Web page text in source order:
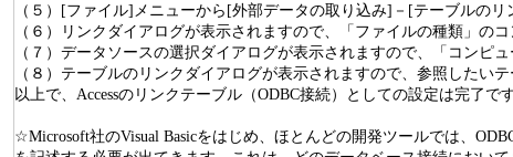
（５）[ファイル]メニューから[外部データの取り込み]－[テーブルのリ
（６）リンクダイアログが表示されますので、「ファイルの種類」の
（７）データソースの選択ダイアログが表示されますので、「コンピ
（８）テーブルのリンクダイアログが表示されますので、参照したい
以上で、Accessのリンクテーブル（ODBC接続）としての設定は完了
☆Microsoft社のVisual Basicをはじめ、ほとんどの開発ツールでは、